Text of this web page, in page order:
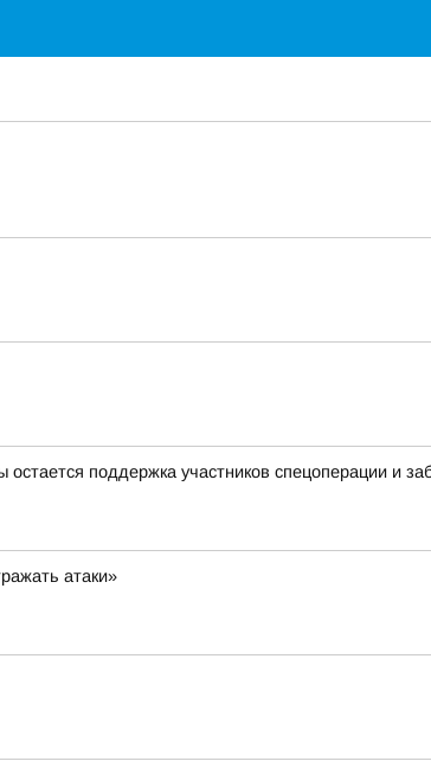
поддержка участников спецоперации и
атаки»